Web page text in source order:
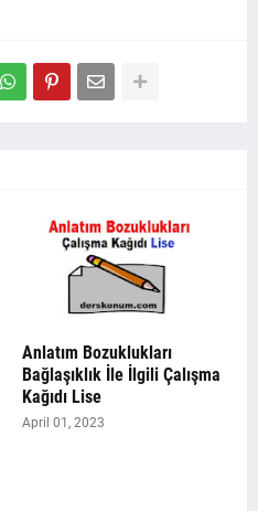
Anlatım Bozuklukları
Bağlaşıklık İle İlgili Çalışma
Kağıdı Lise
April 01, 2023